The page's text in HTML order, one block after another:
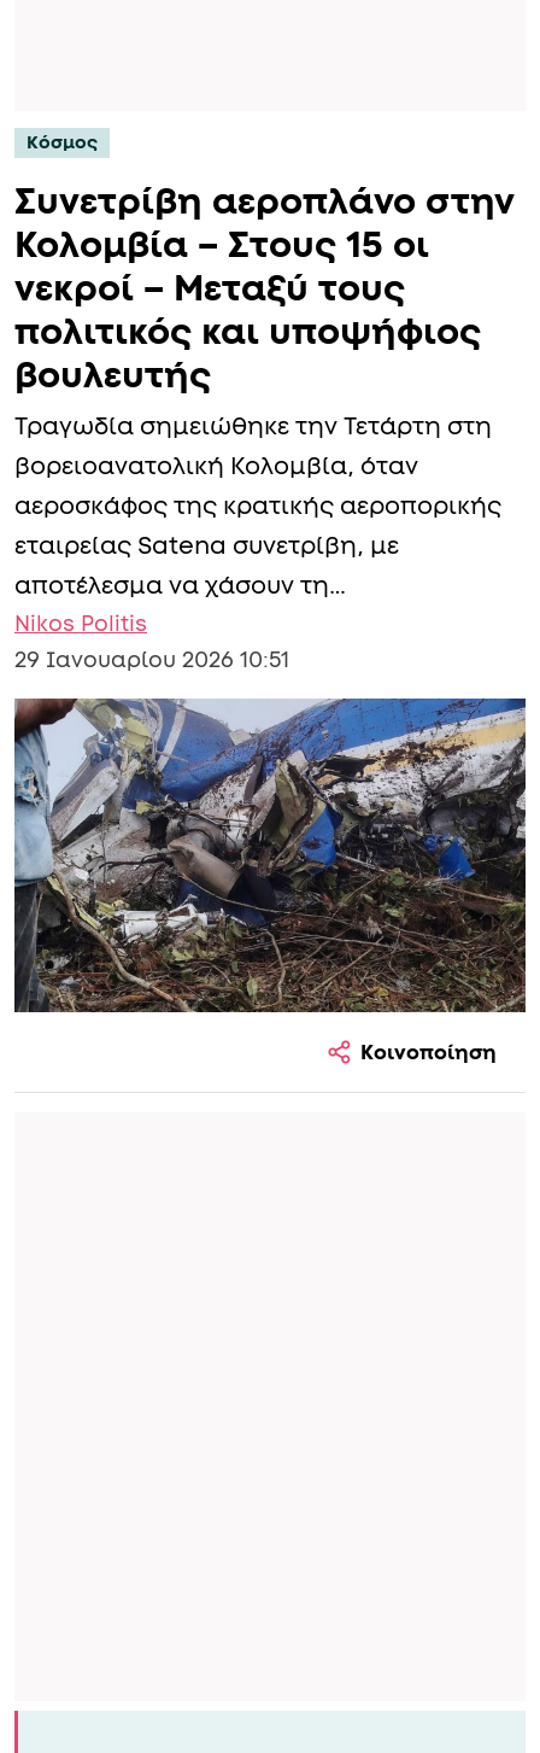
Κόσμος
Συνετρίβη αεροπλάνο στην
Κολομβία – Στους 15 οι
νεκροί – Μεταξύ τους
πολιτικός και υποψήφιος
βουλευτής
Τραγωδία σημειώθηκε την Τετάρτη στη
βορειοανατολική Κολομβία, όταν
αεροσκάφος της κρατικής αεροπορικής
εταιρείας Satena συνετρίβη, με
αποτέλεσμα να χάσουν τη…
Nikos Politis
29 Ιανουαρίου 2026 10:51
Κοινοποίηση